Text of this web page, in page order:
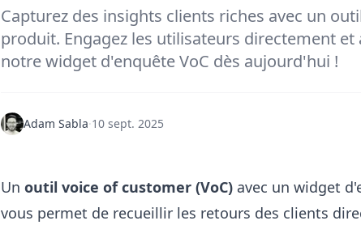
Capturez des insights clients riches avec un
produit. Engagez les utilisateurs directement et
notre widget d'enquête VoC dès aujourd'hui !
Adam Sabla·10 sept. 2025
Un outil voice of customer (VoC) avec un widget
vous permet de recueillir les retours des clients